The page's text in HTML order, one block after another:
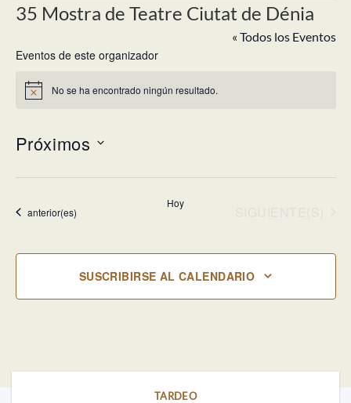
35 Mostra de Teatre Ciutat de Dénia
« Todos los Eventos
Eventos de este organizador
Aviso No se ha encontrado ningún resultado.
Próximos
fecha.
Eventos
anterior(es)
Hoy
SUSCRIBIRSE AL CALENDARIO
TARDEO